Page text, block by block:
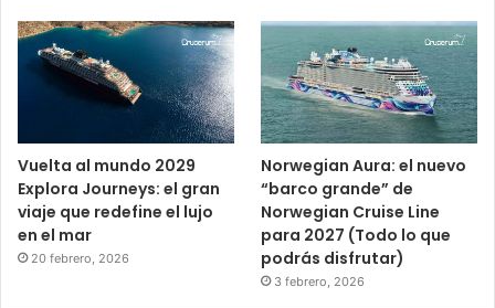
Vuelta al mundo 2029
Explora Journeys: el gran
viaje que redefine el lujo
en el mar
20 febrero, 2026
Norwegian Aura: el nuevo
“barco grande” de
Norwegian Cruise Line
para 2027 (Todo lo que
podrás disfrutar)
3 febrero, 2026